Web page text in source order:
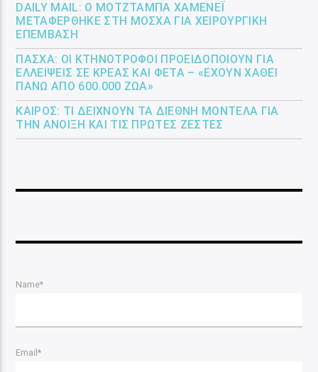
DAILY MAIL: Ο ΜΟΤΖΤΆΜΠΑ ΧΑΜΕΝΕΪ́
ΜΕΤΑΦΈΡΘΗΚΕ ΣΤΗ ΜΌΣΧΑ ΓΙΑ ΧΕΙΡΟΥΡΓΙΚΉ
ΕΠΈΜΒΑΣΗ
ΠΆΣΧΑ: ΟΙ ΚΤΗΝΟΤΡΌΦΟΙ ΠΡΟΕΙΔΟΠΟΙΟΎΝ ΓΙΑ
ΕΛΛΕΊΨΕΙΣ ΣΕ ΚΡΈΑΣ ΚΑΙ ΦΈΤΑ – «ΈΧΟΥΝ ΧΑΘΕΊ
ΠΆΝΩ ΑΠΌ 600.000 ΖΏΑ»
ΚΑΙΡΌΣ: ΤΙ ΔΕΊΧΝΟΥΝ ΤΑ ΔΙΕΘΝΉ ΜΟΝΤΈΛΑ ΓΙΑ
ΤΗΝ ΆΝΟΙΞΗ ΚΑΙ ΤΙΣ ΠΡΏΤΕΣ ΖΈΣΤΕΣ
Name*
Email*